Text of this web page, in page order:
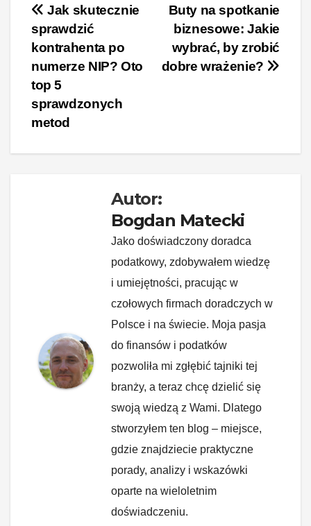
c
e
b
o
o
k
er
st dI
d
di
t
o
p
p
y
Li
Nawigacja
wpisu
Buty na spotkanie
biznesowe: Jakie
wybrać, by zrobić
dobre wrażenie?
Jak skutecznie
sprawdzić
kontrahenta po
numerze NIP? Oto
top 5
sprawdzonych
metod
Autor:
Bogdan Matecki
Jako doświadczony doradca
podatkowy, zdobywałem wiedzę
i umiejętności, pracując w
czołowych firmach doradczych w
Polsce i na świecie. Moja pasja
do finansów i podatków
pozwoliła mi zgłębić tajniki tej
branży, a teraz chcę dzielić się
swoją wiedzą z Wami. Dlatego
stworzyłem ten blog – miejsce,
gdzie znajdziecie praktyczne
porady, analizy i wskazówki
oparte na wieloletnim
doświadczeniu.